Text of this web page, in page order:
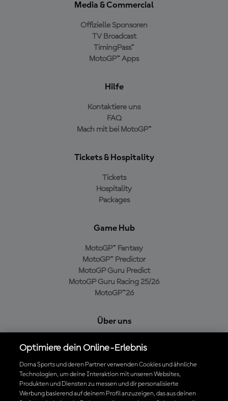
Media & Commercial
Offizielle Sponsoren
TV Broadcast
TimingPass™
MotoGP™ Apps
Hilfe
Kontaktiere uns
FAQ
Mach mit bei MotoGP™
Tickets & Hospitality
Tickets
Hospitality
Packages
Game Hub
MotoGP™ Fantasy
MotoGP™ Predictor
MotoGP Guru Predict
MotoGP Guru Racing 25/26
MotoGP™26
Über uns
Cookie-Richtlinien
Geschäftsbedingungen
Datenschutzrichtlinien
Kaufrichtlinie
Optimiere dein Online-Erlebnis
Dorna Sports und deren Partner verwenden Cookies und ähnliche
Technologien, um deine Interaktion mit unseren Websites,
Produkten und Diensten zu messen und dir personalisierte
Werbung basierend auf deinem Profil anzuzeigen, das aus deinen